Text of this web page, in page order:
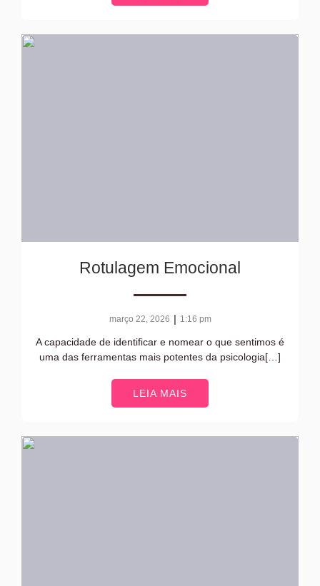
Rotulagem Emocional
março 22, 2026 | 1:16 pm
A capacidade de identificar e nomear o que sentimos é
uma das ferramentas mais potentes da psicologia[…]
LEIA MAIS